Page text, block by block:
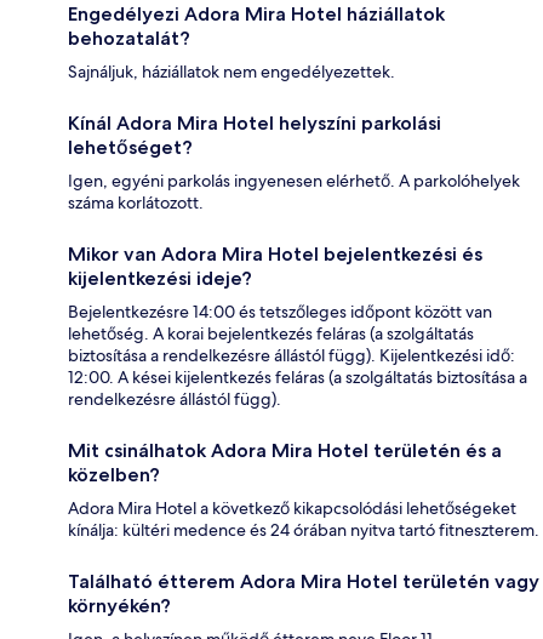
Engedélyezi Adora Mira Hotel háziállatok
behozatalát?
Sajnáljuk, háziállatok nem engedélyezettek.
Kínál Adora Mira Hotel helyszíni parkolási
lehetőséget?
Igen, egyéni parkolás ingyenesen elérhető. A parkolóhelyek
száma korlátozott.
Mikor van Adora Mira Hotel bejelentkezési és
kijelentkezési ideje?
Bejelentkezésre 14:00 és tetszőleges időpont között van
lehetőség. A korai bejelentkezés feláras (a szolgáltatás
biztosítása a rendelkezésre állástól függ). Kijelentkezési idő:
12:00. A kései kijelentkezés feláras (a szolgáltatás biztosítása a
rendelkezésre állástól függ).
Mit csinálhatok Adora Mira Hotel területén és a
közelben?
Adora Mira Hotel a következő kikapcsolódási lehetőségeket
kínálja: kültéri medence és 24 órában nyitva tartó fitneszterem.
Található étterem Adora Mira Hotel területén vagy
környékén?